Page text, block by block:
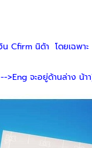
น Cfirm นิด้า โดยเฉพาะ
>Eng จะอยู่ด้านล่าง น้า